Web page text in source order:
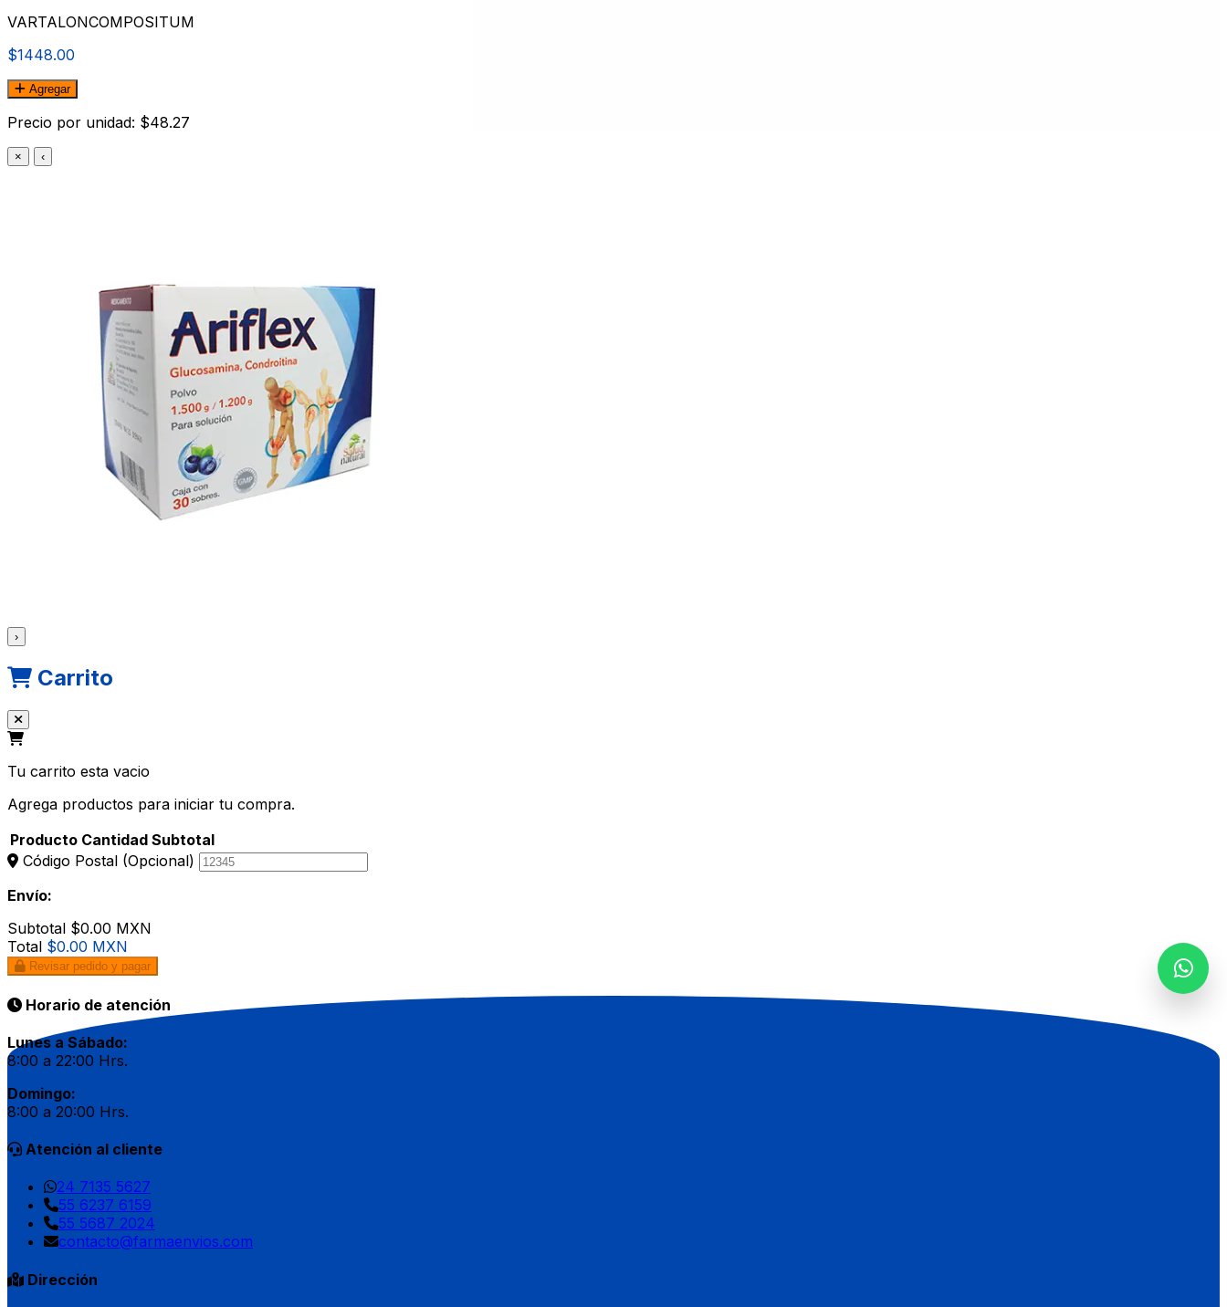
VARTALONCOMPOSITUM
$1448.00
Agregar
Precio por unidad: $48.27
× ‹
›
Carrito
Tu carrito esta vacio
Agrega productos para iniciar tu compra.
Producto Cantidad Subtotal
Código Postal (Opcional)
Envío:
Subtotal $0.00 MXN
Total $0.00 MXN
Revisar pedido y pagar
Horario de atención
Lunes a Sábado:
8:00 a 22:00 Hrs.
Domingo:
8:00 a 20:00 Hrs.
Atención al cliente
24 7135 5627
55 6237 6159
55 5687 2024
contacto@farmaenvios.com
Dirección